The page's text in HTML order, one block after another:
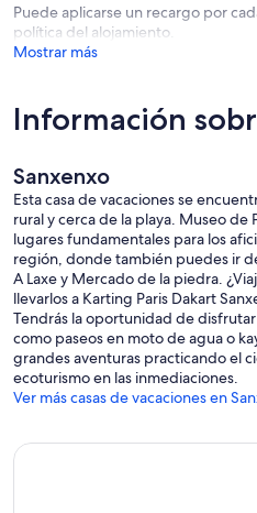
Puede aplicarse un recargo por
política del alojamiento.
Mostrar más
Información
Sanxenxo
Esta casa de vacaciones se
rural y cerca de la playa. Museo de
lugares fundamentales para los
región, donde también puedes ir
A Laxe y Mercado de la piedra.
llevarlos a Karting Paris Dakart
Tendrás la oportunidad de
como paseos en moto de agua o
grandes aventuras practicando el
ecoturismo en las inmediaciones.
Ver más casas de vacaciones en